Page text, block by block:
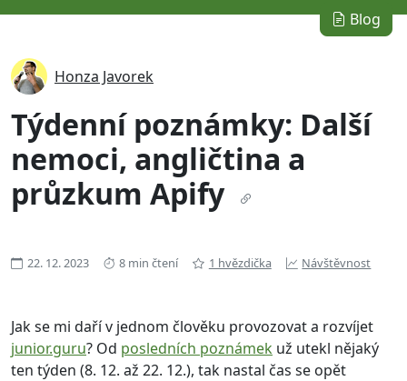
Blog
Honza Javorek
Týdenní poznámky: Další
nemoci, angličtina a
průzkum Apify
22. 12. 2023 8 min čtení 1 hvězdička Návštěvnost
Jak se mi daří v jednom člověku provozovat a rozvíjet
junior.guru? Od posledních poznámek už utekl nějaký
ten týden (8. 12. až 22. 12.), tak nastal čas se opět